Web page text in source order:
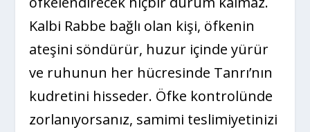
Kalbi Rabbe bağlı olan kişi, öfkenin
ateşini söndürür, huzur içinde yürür
ve ruhunun her hücresinde Tanrı’nın
kudretini hisseder. Öfke kontrolünde
zorlanıyorsanız, samimi teslimiyetinizi